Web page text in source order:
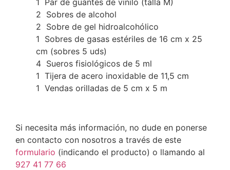
1 Par de guantes de vinilo (talla M)
2 Sobres de alcohol
2 Sobre de gel hidroalcohólico
1 Sobres de gasas estériles de 16 cm x 25
cm (sobres 5 uds)
4 Sueros fisiológicos de 5 ml
1 Tijera de acero inoxidable de 11,5 cm
1 Vendas orilladas de 5 cm x 5 m
Si necesita más información, no dude en ponerse
en contacto con nosotros a través de este
formulario (indicando el producto) o llamando al
927 41 77 66